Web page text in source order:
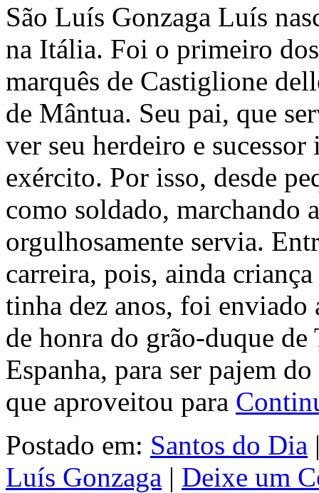
São Luís Gonzaga Luís
na Itália. Foi o primeiro
marquês de Castiglione
de Mântua. Seu pai, que
ver seu herdeiro e
exército. Por isso, desde
como soldado, marchando
orgulhosamente servia.
carreira, pois, ainda
tinha dez anos, foi enviado
de honra do grão-duque
Espanha, para ser pajem
que aproveitou para
Postado em: Santos do Dia
Luís Gonzaga | Deixe um